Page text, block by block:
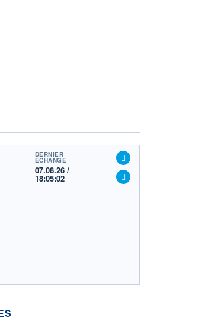
DERNIER
ÉCHANGE
07.08.26 /
18:05:02